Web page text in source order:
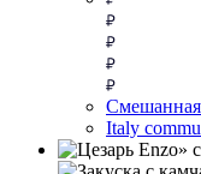
Italy